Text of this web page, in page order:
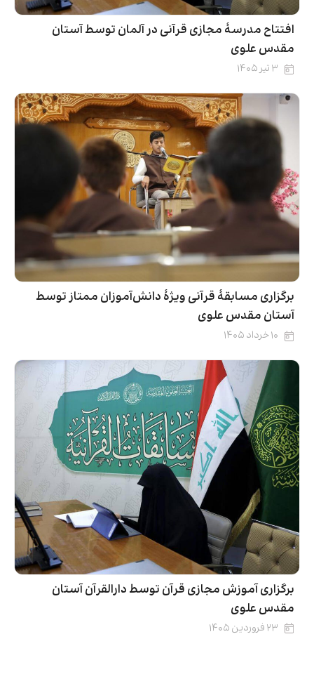
افتتاح مدرسۀ مجازی قرآنی در آلمان توسط آستان
مقدس علوی
۳ تیر ۱۴۰۵
برگزاری مسابقۀ قرآنی ویژۀ دانش‌آموزان ممتاز توسط
آستان مقدس علوی
۱۰ خرداد ۱۴۰۵
برگزاری آموزش مجازی قرآن توسط دارالقرآن آستان
مقدس علوی
۲۳ فروردین ۱۴۰۵